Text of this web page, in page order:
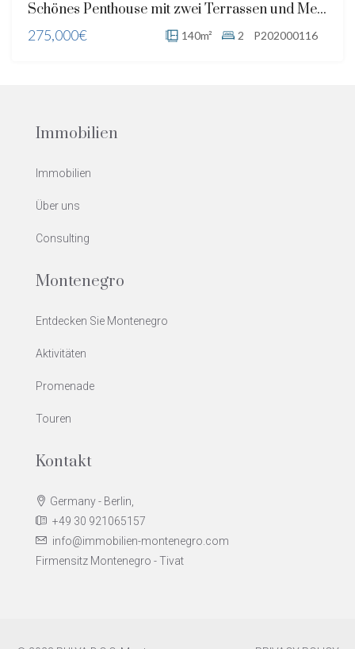
Schönes Penthouse mit zwei Terrassen und Meer- und Bergblick
275,000€
140m² 2 P202000116
Immobilien
Immobilien
Über uns
Consulting
Montenegro
Entdecken Sie Montenegro
Aktivitäten
Promenade
Touren
Kontakt
Germany - Berlin,
+49 30 921065157
info@immobilien-montenegro.com
Firmensitz Montenegro - Tivat